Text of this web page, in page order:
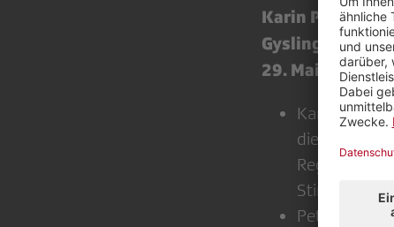
Karin
Gysling,
29. Mai, in
Karin
dieses
Stimme.
Peter